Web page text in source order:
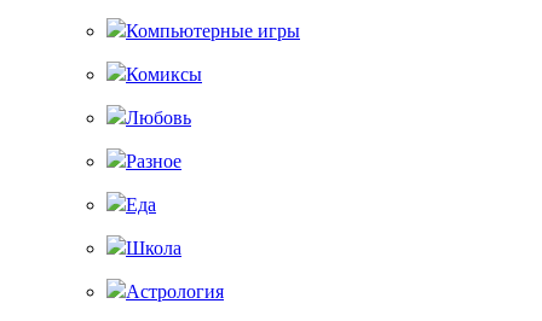
Компьютерные игры
Комиксы
Любовь
Разное
Еда
Школа
Астрология